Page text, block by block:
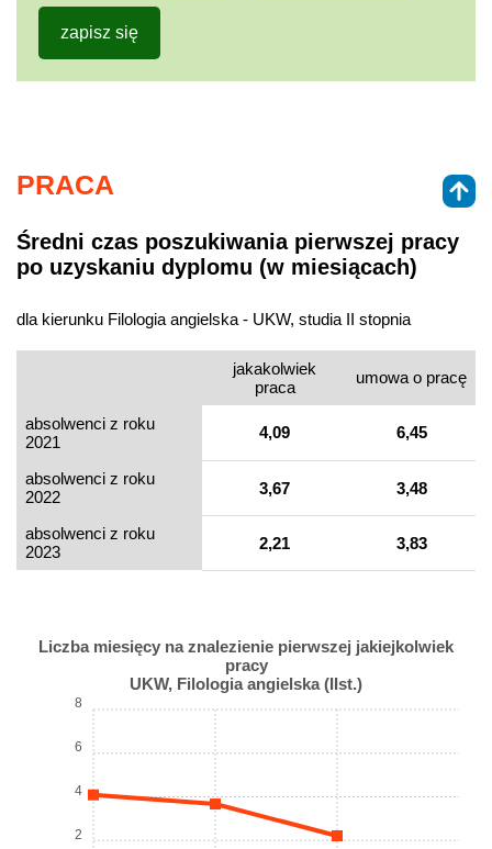
zapisz się
PRACA
Średni czas poszukiwania pierwszej pracy
po uzyskaniu dyplomu (w miesiącach)
dla kierunku Filologia angielska - UKW, studia II stopnia
jakakolwiek
praca
umowa o pracę
absolwenci z roku
2021
4,09 6,45
absolwenci z roku
2022
3,67 3,48
absolwenci z roku
2023
2,21 3,83
Liczba miesięcy na znalezienie pierwszej jakiejkolwiek
pracy
UKW, Filologia angielska (IIst.)
2
4
6
8